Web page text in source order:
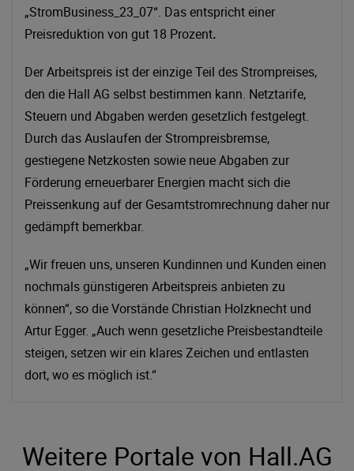
„StromBusiness_23_07“. Das entspricht einer
Preisreduktion von gut 18 Prozent.
Der Arbeitspreis ist der einzige Teil des Strompreises,
den die Hall AG selbst bestimmen kann. Netztarife,
Steuern und Abgaben werden gesetzlich festgelegt.
Durch das Auslaufen der Strompreisbremse,
gestiegene Netzkosten sowie neue Abgaben zur
Förderung erneuerbarer Energien macht sich die
Preissenkung auf der Gesamtstromrechnung daher nur
gedämpft bemerkbar.
„Wir freuen uns, unseren Kundinnen und Kunden einen
nochmals günstigeren Arbeitspreis anbieten zu
können“, so die Vorstände Christian Holzknecht und
Artur Egger. „Auch wenn gesetzliche Preisbestandteile
steigen, setzen wir ein klares Zeichen und entlasten
dort, wo es möglich ist.“
Weitere Portale von Hall.AG